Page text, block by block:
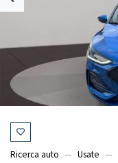
Ricerca auto Usate